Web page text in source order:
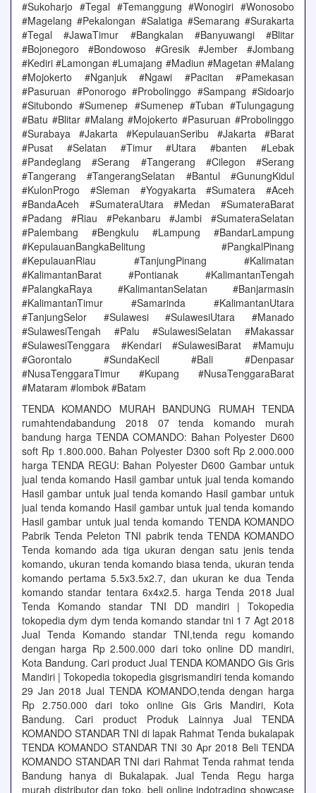
#Sukoharjo #Tegal #Temanggung #Wonogiri #Wonosobo
#Magelang #Pekalongan #Salatiga #Semarang #Surakarta
#Tegal #JawaTimur #Bangkalan #Banyuwangi #Blitar
#Bojonegoro #Bondowoso #Gresik #Jember #Jombang
#Kediri #Lamongan #Lumajang #Madiun #Magetan #Malang
#Mojokerto #Nganjuk #Ngawi #Pacitan #Pamekasan
#Pasuruan #Ponorogo #Probolinggo #Sampang #Sidoarjo
#Situbondo #Sumenep #Sumenep #Tuban #Tulungagung
#Batu #Blitar #Malang #Mojokerto #Pasuruan #Probolinggo
#Surabaya #Jakarta #KepulauanSeribu #Jakarta #Barat
#Pusat #Selatan #Timur #Utara #banten #Lebak
#Pandeglang #Serang #Tangerang #Cilegon #Serang
#Tangerang #TangerangSelatan #Bantul #GunungKidul
#KulonProgo #Sleman #Yogyakarta #Sumatera #Aceh
#BandaAceh #SumateraUtara #Medan #SumateraBarat
#Padang #Riau #Pekanbaru #Jambi #SumateraSelatan
#Palembang #Bengkulu #Lampung #BandarLampung
#KepulauanBangkaBelitung #PangkalPinang
#KepulauanRiau #TanjungPinang #Kalimatan
#KalimantanBarat #Pontianak #KalimantanTengah
#PalangkaRaya #KalimantanSelatan #Banjarmasin
#KalimantanTimur #Samarinda #KalimantanUtara
#TanjungSelor #Sulawesi #SulawesiUtara #Manado
#SulawesiTengah #Palu #SulawesiSelatan #Makassar
#SulawesiTenggara #Kendari #SulawesiBarat #Mamuju
#Gorontalo #SundaKecil #Bali #Denpasar
#NusaTenggaraTimur #Kupang #NusaTenggaraBarat
#Mataram #lombok #Batam
TENDA KOMANDO MURAH BANDUNG RUMAH TENDA
rumahtendabandung 2018 07 tenda komando murah
bandung harga TENDA COMANDO: Bahan Polyester D600
soft Rp 1.800.000. Bahan Polyester D300 soft Rp 2.000.000
harga TENDA REGU: Bahan Polyester D600 Gambar untuk
jual tenda komando Hasil gambar untuk jual tenda komando
Hasil gambar untuk jual tenda komando Hasil gambar untuk
jual tenda komando Hasil gambar untuk jual tenda komando
Hasil gambar untuk jual tenda komando TENDA KOMANDO
Pabrik Tenda Peleton TNI pabrik tenda TENDA KOMANDO
Tenda komando ada tiga ukuran dengan satu jenis tenda
komando, ukuran tenda komando biasa tenda, ukuran tenda
komando pertama 5.5x3.5x2.7, dan ukuran ke dua Tenda
komando standar tentara 6x4x2.5. harga Tenda 2018 Jual
Tenda Komando standar TNI DD mandiri | Tokopedia
tokopedia dym dym tenda komando standar tni 1 7 Agt 2018
Jual Tenda Komando standar TNI,tenda regu komando
dengan harga Rp 2.500.000 dari toko online DD mandiri,
Kota Bandung. Cari product Jual TENDA KOMANDO Gis Gris
Mandiri | Tokopedia tokopedia gisgrismandiri tenda komando
29 Jan 2018 Jual TENDA KOMANDO,tenda dengan harga
Rp 2.750.000 dari toko online Gis Gris Mandiri, Kota
Bandung. Cari product Produk Lainnya Jual TENDA
KOMANDO STANDAR TNI di lapak Rahmat Tenda bukalapak
TENDA KOMANDO STANDAR TNI 30 Apr 2018 Beli TENDA
KOMANDO STANDAR TNI dari Rahmat Tenda rahmat tenda
Bandung hanya di Bukalapak. Jual Tenda Regu harga
murah distributor dan toko, beli online indotrading showcase